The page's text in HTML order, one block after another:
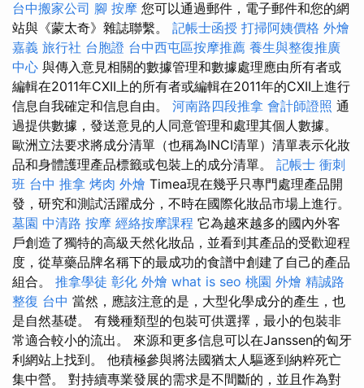
台中搬家公司 腳 按摩 您可以通過郵件，電子郵件和您的網
站與《蒙太奇》雜誌聯繫。 記帳士函授 打掃阿姨價格 外燴
嘉義 旅行社 台胞證 台中西屯區按摩推薦 養生與整復推廣
中心 與傳入意見相關的數據管理和數據處理應由所有者或
編輯在2011年CXII上的所有者或編輯在2011年的CXII上進行
信息自我確定和信息自由。 河南路四段推拿 會計師證照 通
過提供數據，發送意見的人同意管理和處理其個人數據。
歐洲立法要求將成分清單（也稱為INCI清單）清單表示化妝
品和身體護理產品標籤或包裝上的成分清單。 記帳士 衝刺
班 台中 推拿 烤肉 外燴 Timea現在幾乎只專門處理產品開
發，研究和測試活躍成分，不時在國際化妝品市場上進行。
墓園 中清路 按摩 經絡按摩課程 它為越來越多的國內外客
戶創造了獨特的高級天然化妝品，並看到其產品的受歡迎程
度，從草藥品牌名稱下的最成功的食譜中創建了自己的產品
組合。 推拿學徒 彰化 外燴 what is seo 桃園 外燴 精誠路
整復 台中 當然，應該注意的是，大型化學成分的產生，也
是自然基礎。 有幾種類型的包裝可供選擇，最小的包裝非
常適合較小的流出。 來源和更多信息可以在Janssen的匈牙
利網站上找到。 他積極參與將法國猶太人驅逐到納粹死亡
集中營。 對持續專業發展的需求是不間斷的，並且作為對